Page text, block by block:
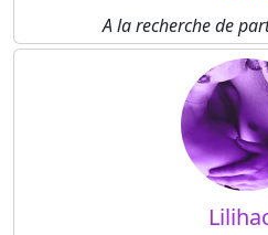
A la recherche de